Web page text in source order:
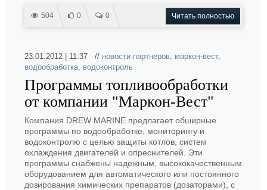
504 0 0 Читать полностью
23.01.2012 | 11:37 // новости партнеров, маркон-вест,
водообработка, водоконтроль
Программы топливообработки
от компании "Маркон-Вест"
Компания DREW MARINE предлагает обширные
программы по водообработке, мониторингу и
водоконтролю с целью защиты котлов, систем
охлаждения двигателей и опреснителей. Эти
программы снабжены надежным, высококачественным
оборудованием для автоматического или постоянного
дозирования химических препаратов (дозаторами), с